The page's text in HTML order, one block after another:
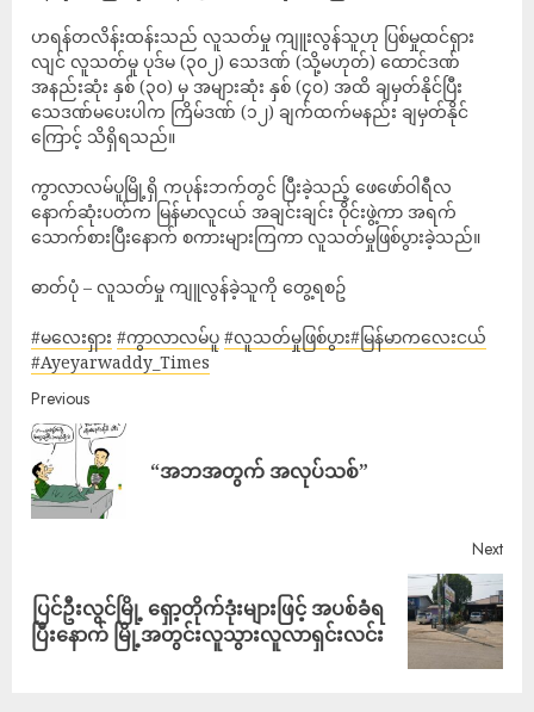
ဟရန်တလိန်းထန်းသည် လူသတ်မှု ကျူးလွန်သူဟု ပြစ်မှုထင်ရှား
လျင် လူသတ်မူ ပုဒ်မ (၃၀၂) သေဒဏ် (သို့မဟုတ်) ထောင်ဒဏ်
အနည်းဆုံး နှစ် (၃၀) မှ အများဆုံး နှစ် (၄၀) အထိ ချမှတ်နိုင်ပြီး
သေဒဏ်မပေးပါက ကြိမ်ဒဏ် (၁၂) ချက်ထက်မနည်း ချမှတ်နိုင်
ကြောင့် သိရှိရသည်။
ကွာလာလမ်ပူမြို့ရှိ ကပုန်းဘက်တွင် ပြီးခဲ့သည့် ဖေဖော်ဝါရီလ
နောက်ဆုံးပတ်က မြန်မာလူငယ် အချင်းချင်း ဝိုင်းဖွဲ့ကာ အရက်
သောက်စားပြီးနောက် စကားများကြကာ လူသတ်မှုဖြစ်ပွားခဲ့သည်။
ဓာတ်ပုံ – လူသတ်မှု ကျူလွန်ခဲ့သူကို တွေ့ရစဥ်
#မလေးရှား #ကွာလာလမ်ပူ #လူသတ်မှုဖြစ်ပွား#မြန်မာကလေးငယ်
#Ayeyarwaddy_Times
Previous
“အဘအတွက် အလုပ်သစ်”
Next
ပြင်ဦးလွင်မြို့ ရှော့တိုက်ဒုံးများဖြင့် အပစ်ခံရ
ပြီးနောက် မြို့အတွင်းလူသွားလူလာရှင်းလင်း